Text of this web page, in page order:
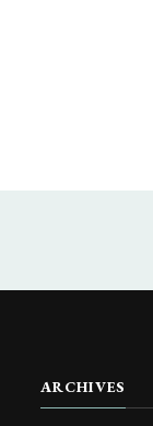
ARCHIVES